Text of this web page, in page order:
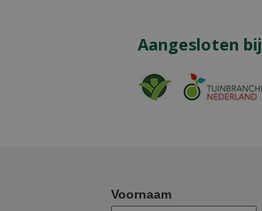
Aangesloten bij
Voornaam